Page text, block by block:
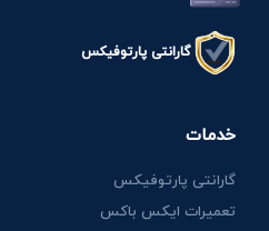
گارانتی پارتوفیکس
خدمات
گارانتی پارتوفیکس
تعمیرات ایکس باکس